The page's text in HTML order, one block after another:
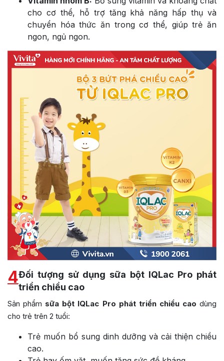
cho cơ thể, hỗ trợ tăng khả năng hấp thụ và
chuyển hóa thức ăn trong cơ thể, giúp trẻ ăn
ngon, ngủ ngon.
4Đối tượng sử dụng sữa bột IQLac Pro phát
triển chiều cao
Sản phẩm sữa bột IQLac Pro phát triển chiều cao dùng
cho trẻ trên 2 tuổi:
Trẻ muốn bổ sung dinh dưỡng và cải thiện chiều
cao.